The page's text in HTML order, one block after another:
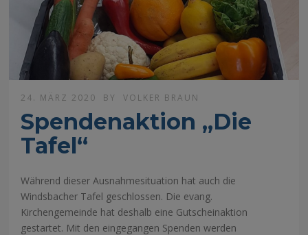
24. MÄRZ 2020 BY VOLKER BRAUN
Spendenaktion „Die
Tafel“
Während dieser Ausnahmesituation hat auch die
Windsbacher Tafel geschlossen. Die evang.
Kirchengemeinde hat deshalb eine Gutscheinaktion
gestartet. Mit den eingegangen Spenden werden